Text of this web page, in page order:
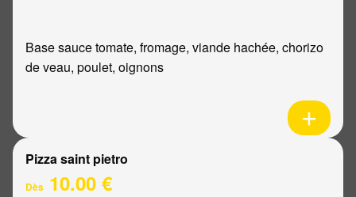
Base sauce tomate, fromage, viande hachée, chorizo
de veau, poulet, oignons
Pizza saint pietro
Dès 10.00 €